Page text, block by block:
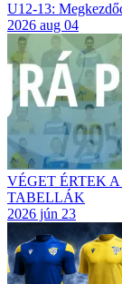
U12-13:
2026 aug 04
VÉGET ÉRTEK
TABELLÁK
2026 jún 23